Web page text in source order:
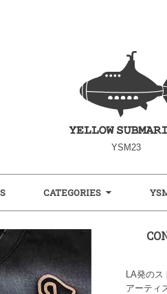
YSM23
CATEGORIES
LA発の
アーティ